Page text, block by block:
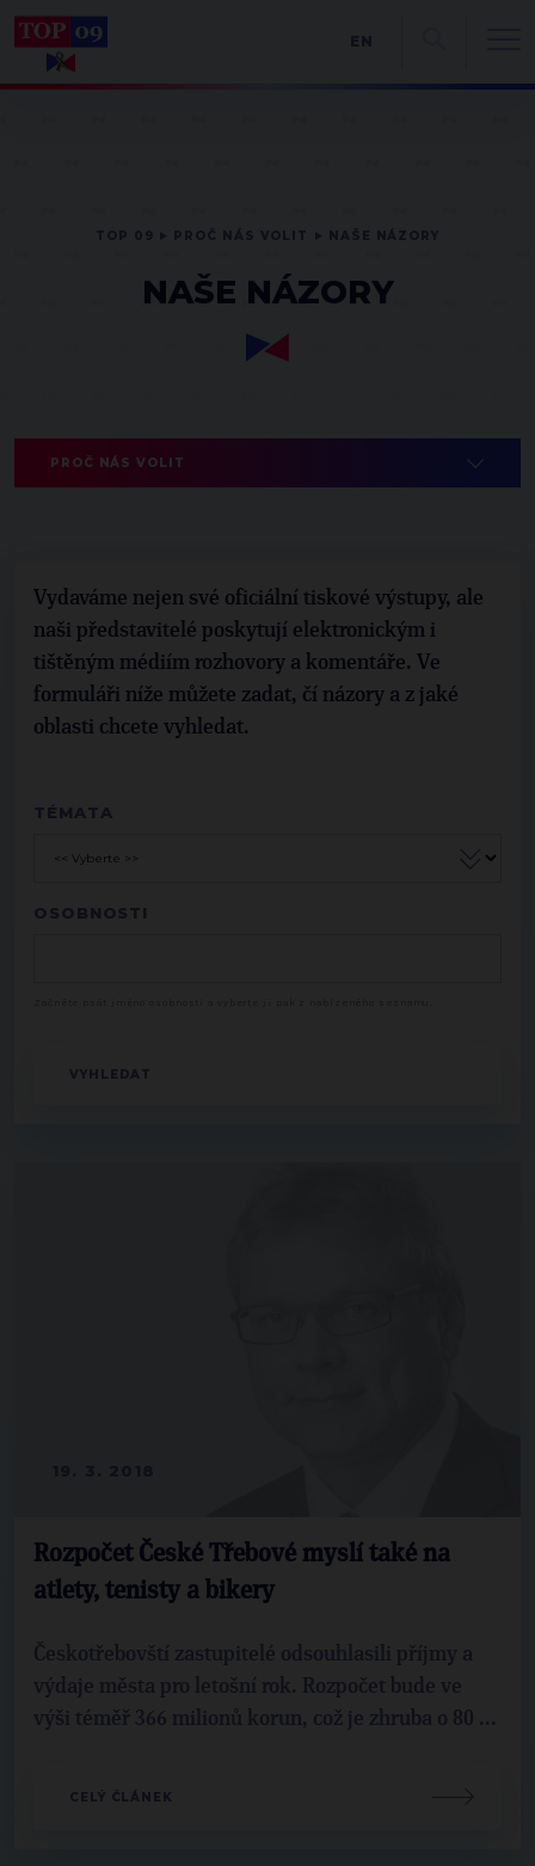
NAŠE NÁZORY
PROČ NÁS VOLIT
Vydaváme nejen své oficiální tiskové výstupy, ale
naši představitelé poskytují elektronickým i
tištěným médiím rozhovory a komentáře. Ve
formuláři níže můžete zadat, čí názory a z jaké
oblasti chcete vyhledat.
TÉMATA
OSOBNOSTI
Rozpočet České Třebové myslí také na
atlety, tenisty a bikery
Českotřebovští zastupitelé odsouhlasili příjmy a
výdaje města pro letošní rok. Rozpočet bude ve
výši téměř 366 milionů korun, což je zhruba o 80 ...
CELÝ ČLÁNEK